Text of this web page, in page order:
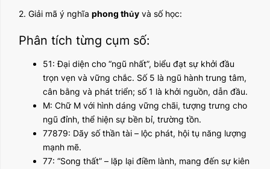
2. Giải mã ý nghĩa phong thủy và số học:
Phân tích từng cụm số:
51: Đại diện cho “ngũ nhất”, biểu đạt sự khởi đầu
trọn vẹn và vững chắc. Số 5 là ngũ hành trung tâm,
cân bằng và phát triển; số 1 là khởi nguồn, dẫn đầu.
M: Chữ M với hình dáng vững chãi, tượng trưng cho
ngũ đỉnh, thể hiện sự bền bỉ, trường tồn.
77879: Dãy số thần tài – lộc phát, hội tụ năng lượng
mạnh mẽ.
77: “Song thất” – lặp lại điềm lành, mang đến sự kiên